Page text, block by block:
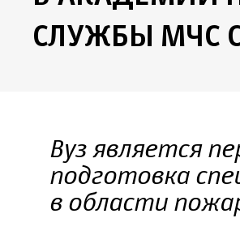
СЛУЖБЫ МЧС
Вуз является
подготовка
в области